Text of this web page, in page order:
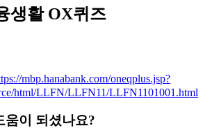
생활 OX퀴즈
mbp.hanabank.com/oneqplus.jsp?
html/LLFN/LLFN11/LLFN1101001.html
움이 되셨나요?